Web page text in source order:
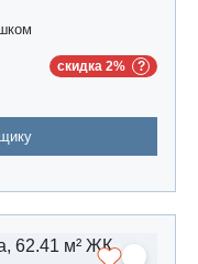
скидка 2%